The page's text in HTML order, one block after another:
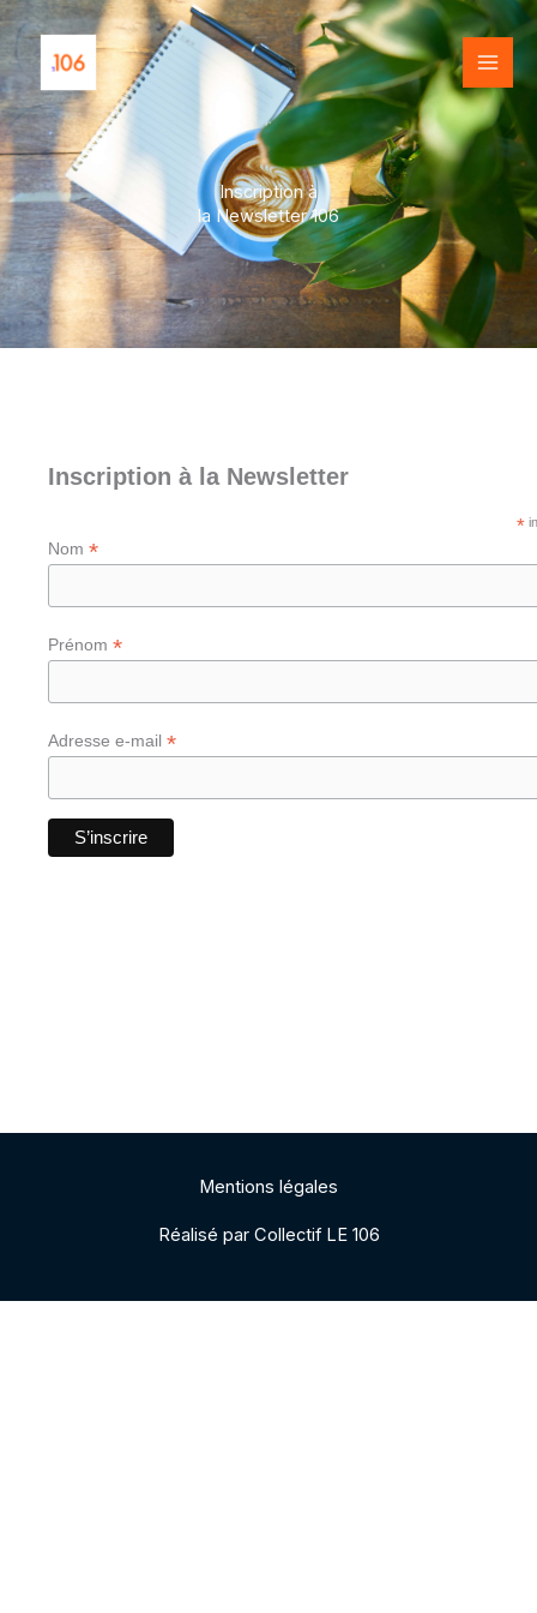
Aller
au
contenu
Inscription à
la Newsletter 106
Inscription à la Newsletter
*
Nom *
Prénom *
Adresse e-mail *
Mentions légales
Réalisé par Collectif LE 106